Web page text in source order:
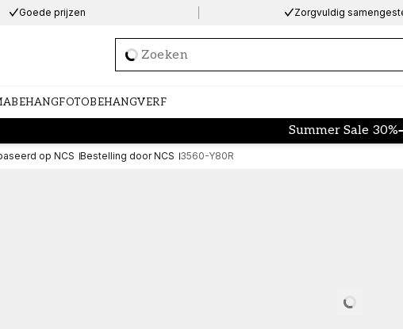
Goede prijzen Zorgvuldig
Loading…
FOTOBEHANGVERF
Summer Sale 30%
op NCS Bestelling door NCS 3560-Y80R
Loading…